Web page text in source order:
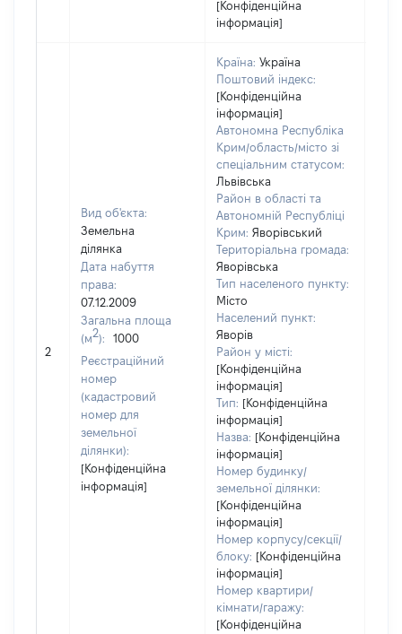
[Конфіденційна
інформація]
2
Вид об'єкта:
Земельна
ділянка
Дата набуття
права:
07.12.2009
Загальна площа
(м2):
1000
Реєстраційний
номер
(кадастровий
номер для
земельної
ділянки):
[Конфіденційна
інформація]
Країна: Україна
Поштовий індекс:
[Конфіденційна
інформація]
Автономна Республіка
Крим/область/місто зі
спеціальним статусом:
Львівська
Район в області та
Автономній Республіці
Крим: Яворівський
Територіальна громада:
Яворівська
Тип населеного пункту:
Місто
Населений пункт:
Яворів
Район у місті:
[Конфіденційна
інформація]
Тип: [Конфіденційна
інформація]
Назва: [Конфіденційна
інформація]
Номер будинку/
земельної ділянки:
[Конфіденційна
інформація]
Номер корпусу/секції/
блоку: [Конфіденційна
інформація]
Номер квартири/
кімнати/гаражу:
[Конфіденційна